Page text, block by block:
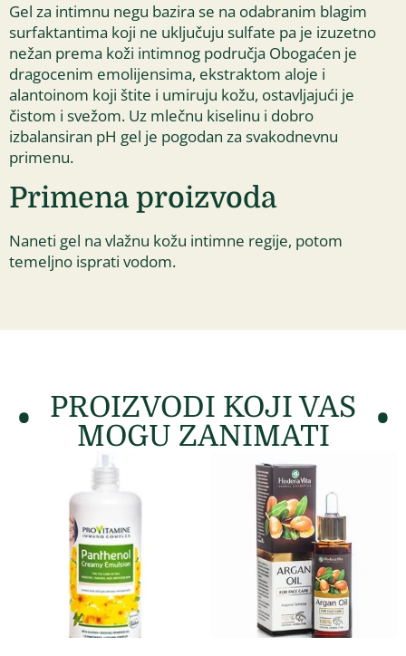
Gel za intimnu negu bazira se na odabranim blagim
surfaktantima koji ne uključuju sulfate pa je izuzetno
nežan prema koži intimnog područja Obogaćen je
dragocenim emolijensima, ekstraktom aloje i
alantoinom koji štite i umiruju kožu, ostavljajući je
čistom i svežom. Uz mlečnu kiselinu i dobro
izbalansiran pH gel je pogodan za svakodnevnu
primenu.
Primena proizvoda
Naneti gel na vlažnu kožu intimne regije, potom
temeljno isprati vodom.
PROIZVODI KOJI VAS
MOGU ZANIMATI